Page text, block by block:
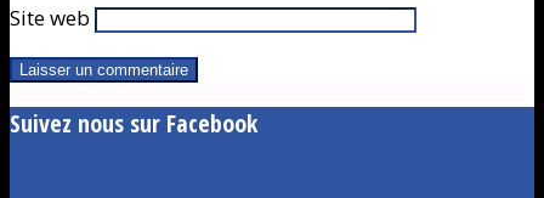
Site web
Suivez nous sur Facebook